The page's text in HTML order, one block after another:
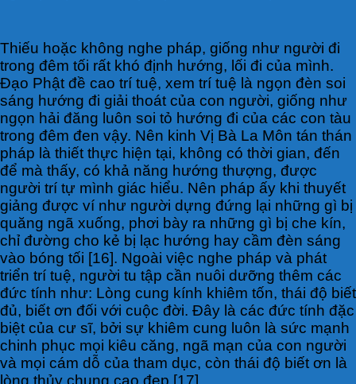
Thiếu hoặc không nghe pháp, giống như người đi
trong đêm tối rất khó định hướng, lối đi của mình.
Đạo Phật đề cao trí tuệ, xem trí tuệ là ngọn đèn soi
sáng hướng đi giải thoát của con người, giống như
ngọn hải đăng luôn soi tỏ hướng đi của các con tàu
trong đêm đen vậy. Nên kinh Vị Bà La Môn tán thán
pháp là thiết thực hiện tại, không có thời gian, đến
để mà thấy, có khả năng hướng thượng, được
người trí tự mình giác hiểu. Nên pháp ấy khi thuyết
giảng được ví như người dựng đứng lại những gì bị
quăng ngã xuống, phơi bày ra những gì bị che kín,
chỉ đường cho kẻ bị lạc hướng hay cầm đèn sáng
vào bóng tối [16]. Ngoài việc nghe pháp và phát
triển trí tuệ, người tu tập cần nuôi dưỡng thêm các
đức tính như: Lòng cung kính khiêm tốn, thái độ biết
đủ, biết ơn đối với cuộc đời. Đây là các đức tính đặc
biệt của cư sĩ, bởi sự khiêm cung luôn là sức mạnh
chinh phục mọi kiêu căng, ngã mạn của con người
và mọi cám dỗ của tham dục, còn thái độ biết ơn là
lòng thủy chung cao đẹp [17].